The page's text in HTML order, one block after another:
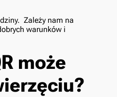
Zależy nam na
warunków i
może